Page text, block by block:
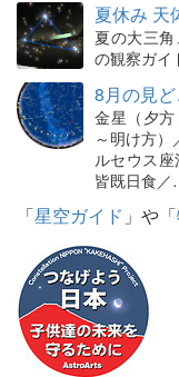
夏休み 天
夏の大三
の観察ガイ
8月の見ど
金星（夕
～明け方
ルセウス
皆既日食
「星空ガイド 」や「